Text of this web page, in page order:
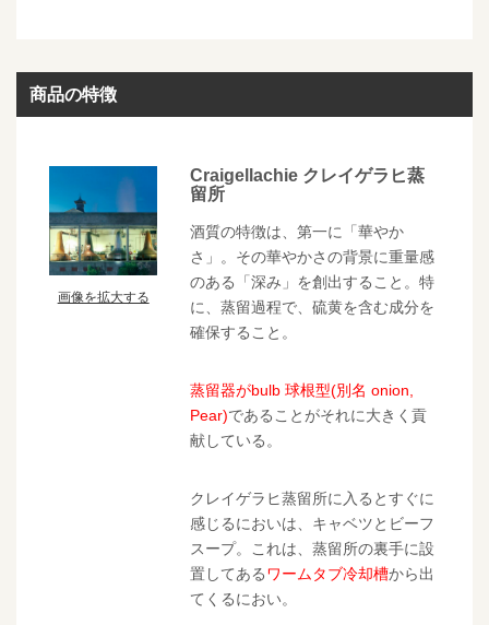
商品の特徴
画像を拡大する
Craigellachie クレイゲラヒ蒸
留所
酒質の特徴は、第一に「華やか
さ」。その華やかさの背景に重量感
のある「深み」を創出すること。特
に、蒸留過程で、硫黄を含む成分を
確保すること。
蒸留器がbulb 球根型(別名 onion,
Pear)であることがそれに大きく貢
献している。
クレイゲラヒ蒸留所に入るとすぐに
感じるにおいは、キャベツとビーフ
スープ。これは、蒸留所の裏手に設
置してあるワームタブ冷却槽から出
てくるにおい。